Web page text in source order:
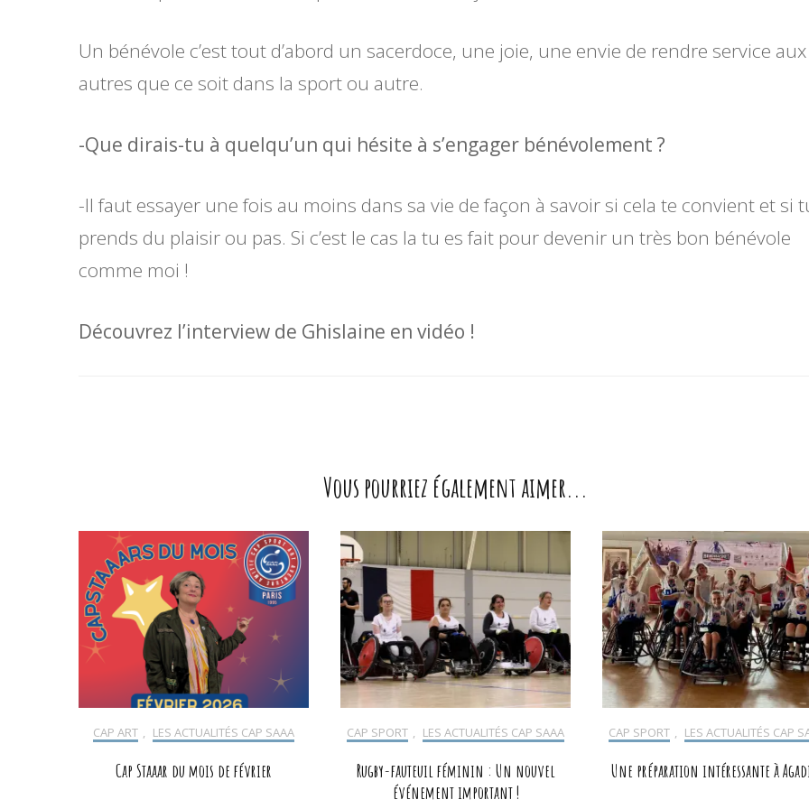
Un bénévole c’est tout d’abord un sacerdoce, une joie, une envie de rendre service aux
autres que ce soit dans la sport ou autre.
-Que dirais-tu à quelqu’un qui hésite à s’engager bénévolement ?
-Il faut essayer une fois au moins dans sa vie de façon à savoir si cela te convient et si
prends du plaisir ou pas. Si c’est le cas la tu es fait pour devenir un très bon bénévole
comme moi !
Découvrez l’interview de Ghislaine en vidéo !
Vous pourriez également aimer...
CAP ART , LES ACTUALITÉS CAP SAAA
Cap Staaar du mois de février
CAP SPORT , LES ACTUALITÉS CAP SAAA
Rugby-fauteuil féminin : Un nouvel
événement important !
CAP SPORT , LES ACTUALITÉS CAP
Une préparation intéressante à